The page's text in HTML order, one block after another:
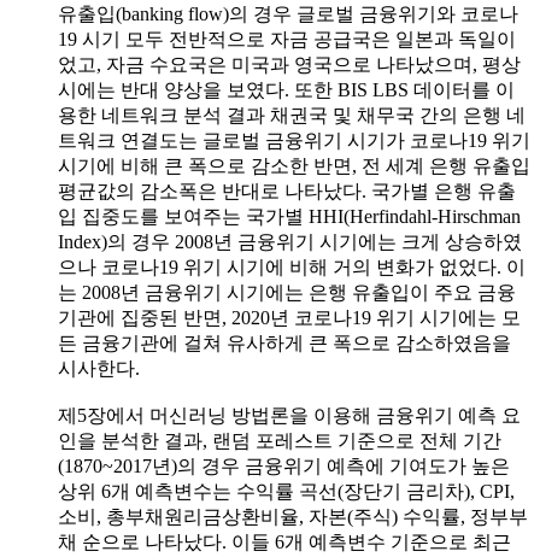
유출입(banking flow)의 경우 글로벌 금융위기와 코로나
19 시기 모두 전반적으로 자금 공급국은 일본과 독일이
었고, 자금 수요국은 미국과 영국으로 나타났으며, 평상
시에는 반대 양상을 보였다. 또한 BIS LBS 데이터를 이
용한 네트워크 분석 결과 채권국 및 채무국 간의 은행 네
트워크 연결도는 글로벌 금융위기 시기가 코로나19 위기
시기에 비해 큰 폭으로 감소한 반면, 전 세계 은행 유출입
평균값의 감소폭은 반대로 나타났다. 국가별 은행 유출
입 집중도를 보여주는 국가별 HHI(Herfindahl-Hirschman
Index)의 경우 2008년 금융위기 시기에는 크게 상승하였
으나 코로나19 위기 시기에 비해 거의 변화가 없었다. 이
는 2008년 금융위기 시기에는 은행 유출입이 주요 금융
기관에 집중된 반면, 2020년 코로나19 위기 시기에는 모
든 금융기관에 걸쳐 유사하게 큰 폭으로 감소하였음을
시사한다.
제5장에서 머신러닝 방법론을 이용해 금융위기 예측 요
인을 분석한 결과, 랜덤 포레스트 기준으로 전체 기간
(1870~2017년)의 경우 금융위기 예측에 기여도가 높은
상위 6개 예측변수는 수익률 곡선(장단기 금리차), CPI,
소비, 총부채원리금상환비율, 자본(주식) 수익률, 정부부
채 순으로 나타났다. 이들 6개 예측변수 기준으로 최근